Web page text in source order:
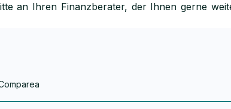
an Ihren Finanzberater, der Ihnen gerne